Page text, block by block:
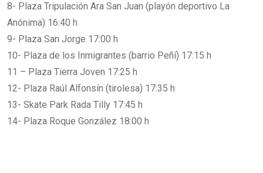
8- Plaza Tripulación Ara San Juan (playón deportivo La
Anónima) 16:40 h
9- Plaza San Jorge 17:00 h
10- Plaza de los Inmigrantes (barrio Peñí) 17:15 h
11 – Plaza Tierra Joven 17:25 h
12- Plaza Raúl Alfonsín (tirolesa) 17:35 h
13- Skate Park Rada Tilly 17:45 h
14- Plaza Roque González 18:00 h